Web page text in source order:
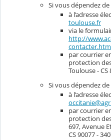
Si vous dépendez de
à l’adresse
toulouse.fr
via le
http://
par courrier
protection
Toulouse - CS
Si vous dépendez
à l’adresse
par courrier
protection
697, Avenue
CS 90077 -